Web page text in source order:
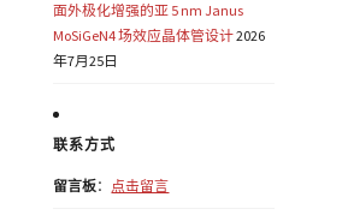
面外极化增强的亚 5 nm Janus
MoSiGeN4 场效应晶体管设计2026
年7月25日
联系方式
留言板： 点击留言